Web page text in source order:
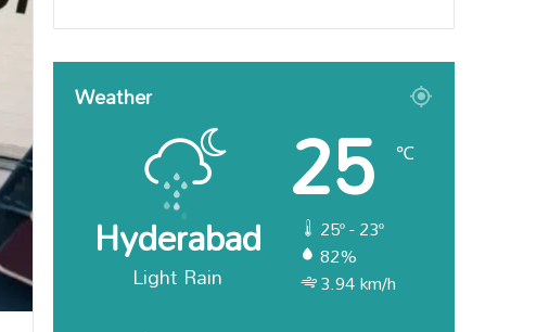
Weather
Hyderabad
Light Rain
25 ℃
25º - 23º
82%
3.94 km/h